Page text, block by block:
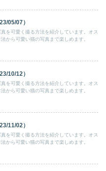
05/07）
を可愛く撮る方法を紹介しています。オス
から可愛い猫の写真まで楽しめます。
10/12）
を可愛く撮る方法を紹介しています。オス
から可愛い猫の写真まで楽しめます。
11/02）
を可愛く撮る方法を紹介しています。オス
から可愛い猫の写真まで楽しめます。